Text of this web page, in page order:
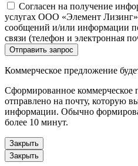
Согласен на получение
услугах ООО «Элемент
сообщений и/или информации
связи (телефон и электронная
Отправить запрос
Коммерческое предложение
Сформированное коммерческое
отправлено на почту, которую
информации. Обычно
более 10 минут.
Закрыть
Закрыть